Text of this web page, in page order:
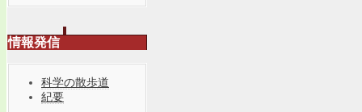
情報発信
科学の散歩道
紀要